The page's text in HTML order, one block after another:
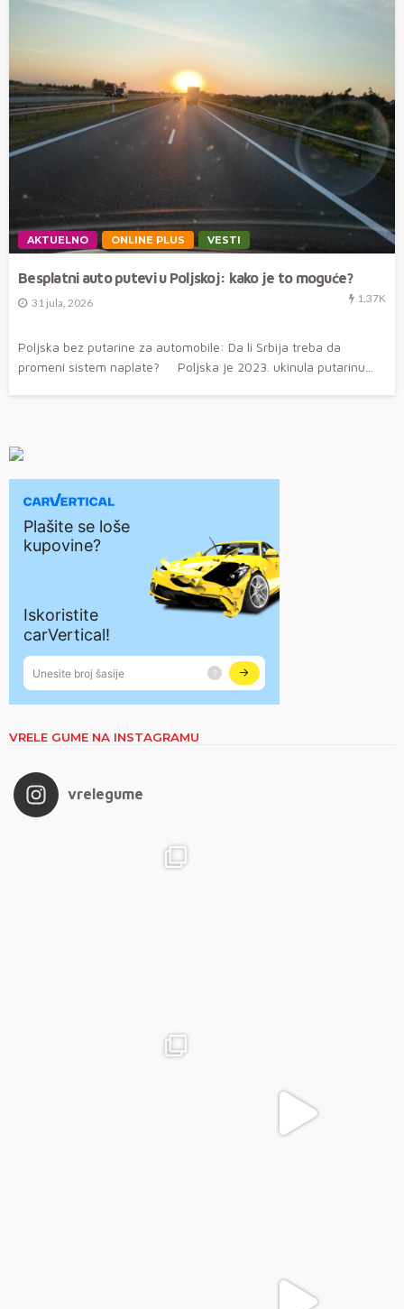
AKTUELNO ONLINE PLUS VESTI
Besplatni auto putevi u Poljskoj: kako je to moguće?
31 jula, 2026 1.37K
Poljska bez putarine za automobile: Da li Srbija treba da
promeni sistem naplate? Poljska je 2023. ukinula putarinu...
VRELE GUME NA INSTAGRAMU
vrelegume